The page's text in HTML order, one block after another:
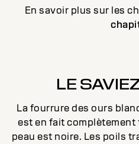
En savoir plus sur les
LE
La fourrure des ours
est en fait
peau est noire. Les poils